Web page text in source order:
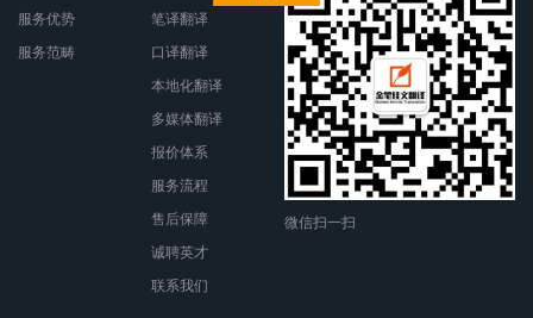
服务优势
服务范畴
笔译翻译
口译翻译
本地化翻译
多媒体翻译
报价体系
服务流程
售后保障
诚聘英才
联系我们
微信扫一扫